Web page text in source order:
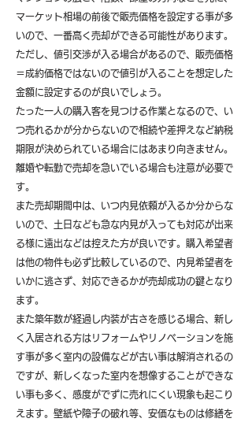
マーケット相場の前後で販売価格を設定する事が多
いので、一番高く売却ができる可能性があります。
ただし、値引交渉が入る場合があるので、販売価格
＝成約価格ではないので値引が入ることを想定した
金額に設定するのが良いでしょう。
たった一人の購入客を見つける作業となるので、い
つ売れるかが分からないので相続や差押えなど納税
期限が決められている場合にはあまり向きません。
離婚や転勤で売却を急いでいる場合も注意が必要で
す。
また売却期間中は、いつ内見依頼が入るか分からな
いので、土日なども急な内見が入っても対応が出来
る様に遠出などは控えた方が良いです。購入希望者
は他の物件も必ず比較しているので、内見希望者を
いかに逃さず、対応できるかが売却成功の鍵となり
ます。
また築年数が経過し内装が古さを感じる場合、新し
く入居される方はリフォームやリノベーションを施
す事が多く室内の設備などが古い事は解消されるの
ですが、新しくなった室内を想像することができな
い事も多く、感度がでずに売れにくい現象も起こり
えます。壁紙や障子の破れ等、安価なものは修繕を